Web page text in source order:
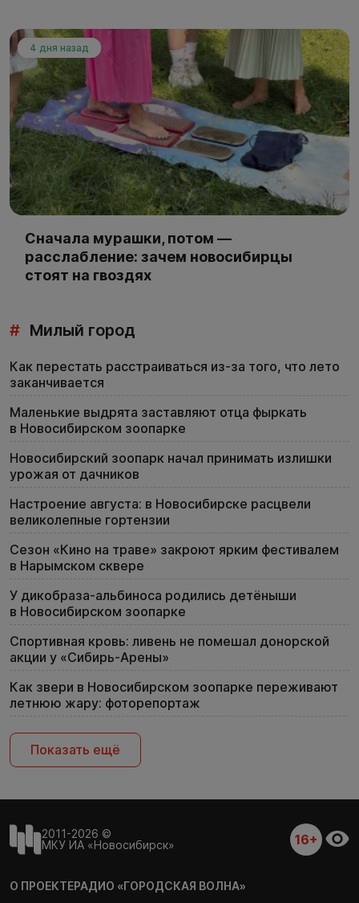
4 дня назад
Сначала мурашки, потом —
расслабление: зачем новосибирцы
стоят на гвоздях
# Милый город
Как перестать расстраиваться из-за того, что лето
заканчивается
Маленькие выдрята заставляют отца фыркать
в Новосибирском зоопарке
Новосибирский зоопарк начал принимать излишки
урожая от дачников
Настроение августа: в Новосибирске расцвели
великолепные гортензии
Сезон «Кино на траве» закроют ярким фестивалем
в Нарымском сквере
У дикобраза-альбиноса родились детёныши
в Новосибирском зоопарке
Спортивная кровь: ливень не помешал донорской
акции у «Сибирь-Арены»
Как звери в Новосибирском зоопарке переживают
летнюю жару: фоторепортаж
Показать ещё
2011-2026 ©
МКУ ИА «Новосибирск»
16+
О ПРОЕКТЕРАДИО «ГОРОДСКАЯ ВОЛНА»